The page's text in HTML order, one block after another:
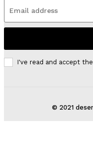
I've read and accept the
© 2021